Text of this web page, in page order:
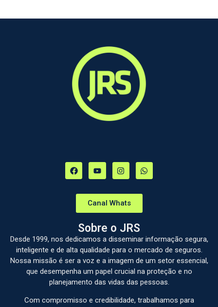
Canal Whats
Sobre o JRS
Desde 1999, nos dedicamos a disseminar informação segura,
inteligente e de alta qualidade para o mercado de seguros.
Nossa missão é ser a voz e a imagem de um setor essencial,
que desempenha um papel crucial na proteção e no
planejamento das vidas das pessoas.
Com compromisso e credibilidade, trabalhamos para